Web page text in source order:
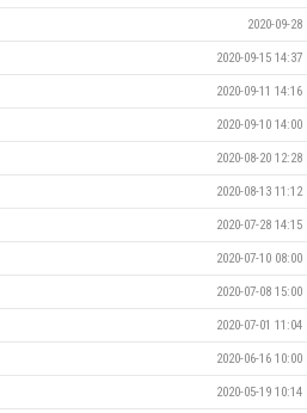
2020-09-28
2020-09-15 14:37
2020-09-11 14:16
2020-09-10 14:00
2020-08-20 12:28
2020-08-13 11:12
2020-07-28 14:15
2020-07-10 08:00
2020-07-08 15:00
2020-07-01 11:04
2020-06-16 10:00
2020-05-19 10:14